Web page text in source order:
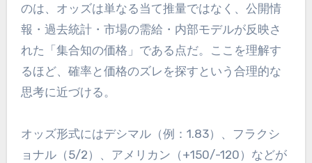
のは、オッズは単なる当て推量ではなく、公開情
報・過去統計・市場の需給・内部モデルが反映さ
れた「集合知の価格」である点だ。ここを理解す
るほど、確率と価格のズレを探すという合理的な
思考に近づける。
オッズ形式にはデシマル（例：1.83）、フラクシ
ョナル（5/2）、アメリカン（+150/-120）などが